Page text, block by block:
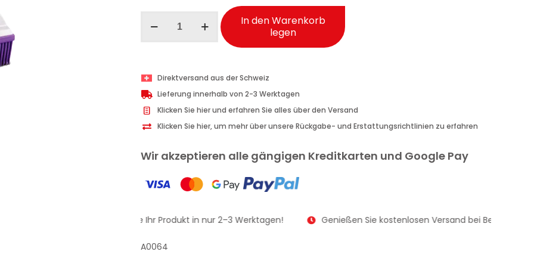
Haarbürste
aus
Gummi
für
1
Menge
In den Warenkorb
legen
Direktversand aus der Schweiz
Lieferung innerhalb von 2-3 Werktagen
Klicken Sie hier und erfahren Sie alles über den Versand
Klicken Sie hier, um mehr über unsere Rückgabe- und Erstattungsrichtlinien zu erfahren
Wir akzeptieren alle gängigen Kreditkarten und Google Pay
Erhalten Sie Ihr Produkt in nur 2–3 Werktagen! Genießen Sie kostenlosen Versand bei Bestellungen
A0064